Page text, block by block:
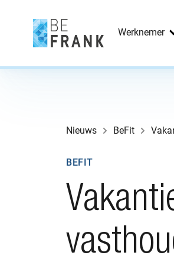
Werknemer
Nieuws BeFit
BEFIT